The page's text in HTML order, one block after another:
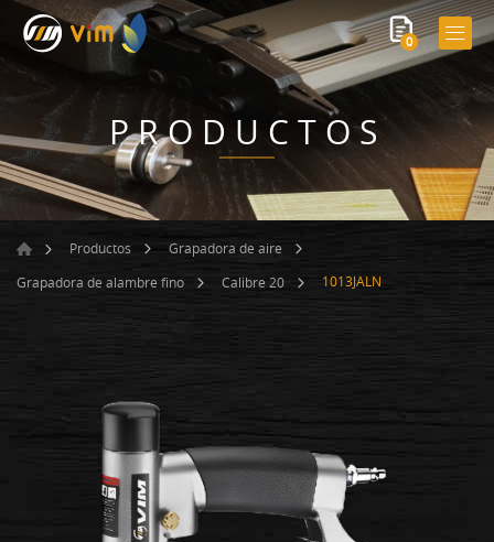
0
PRODUCTOS
Productos
Grapadora de aire
Grapadora de alambre fino
Calibre 20 1013JALN